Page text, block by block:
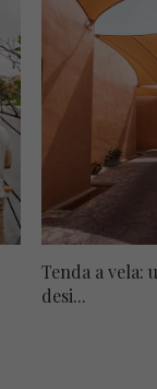
Tenda a vela:
desi...